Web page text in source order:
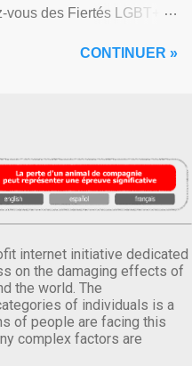
des Fiertés LGBT+
CONTINUER »
internet initiative dedicated
on the damaging effects of
the world. The
of individuals is a
of people are facing this
complex factors are